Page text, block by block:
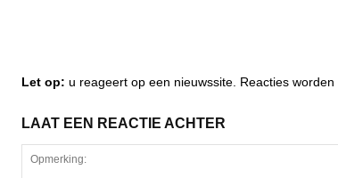
Let op: u reageert op een nieuwssite. Reacties
LAAT EEN REACTIE ACHTER